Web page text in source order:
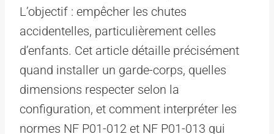
L’objectif : empêcher les chutes
accidentelles, particulièrement celles
d’enfants. Cet article détaille précisément
quand installer un garde-corps, quelles
dimensions respecter selon la
configuration, et comment interpréter les
normes NF P01-012 et NF P01-013 qui